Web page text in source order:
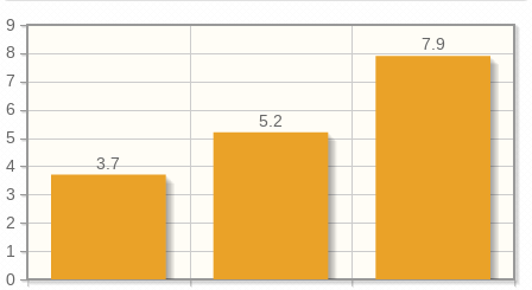
0
1
2
3
4
5
6
7
8
9
7.9
5.2
3.7